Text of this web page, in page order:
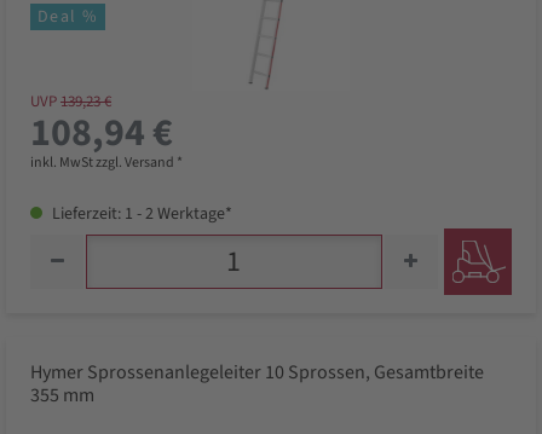
Deal %
UVP139,23 €
108,94 €
inkl. MwSt zzgl. Versand *
Lieferzeit: 1 - 2 Werktage*
Hymer Sprossenanlegeleiter 10 Sprossen, Gesamtbreite
355 mm